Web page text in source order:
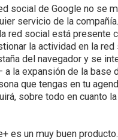
social de Google no se
servicio de la
red social está presente
la actividad en la
del navegador y se
la expansión de la base
que tengas en tu
sobre todo en cuanto
es un muy buen